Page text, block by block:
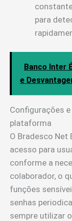
para
Banco Inter
e
Configurações
plataforma
O Bradesco
acesso para
conforme a
colaborador, o
funções
senhas
sempre utilizar